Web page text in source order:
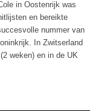
in Oostenrijk was
en bereikte
nummer van
In Zwitserland
weken) en in de UK